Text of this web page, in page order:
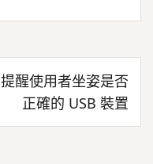
提醒使用者坐姿是否
正確的 USB 裝置